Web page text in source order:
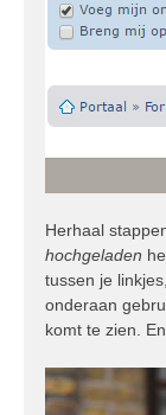
Herhaal
hochgeladen
tussen je
onderaan
komt te zien.